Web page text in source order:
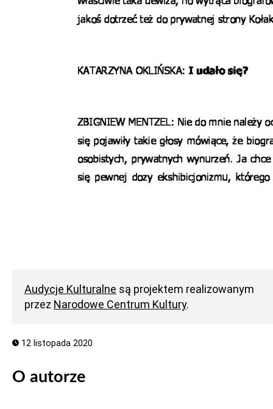
Audycje Kulturalne są projektem realizowanym
przez Narodowe Centrum Kultury.
12 listopada 2020
O autorze